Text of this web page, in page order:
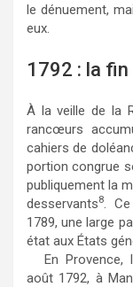
le dénuement,
eux.
1792 : la fin
À la veille de la
rancœurs
cahiers de
portion congrue
publiquement la
desservants8.
1789, une large
état aux États
En
août 1792, à